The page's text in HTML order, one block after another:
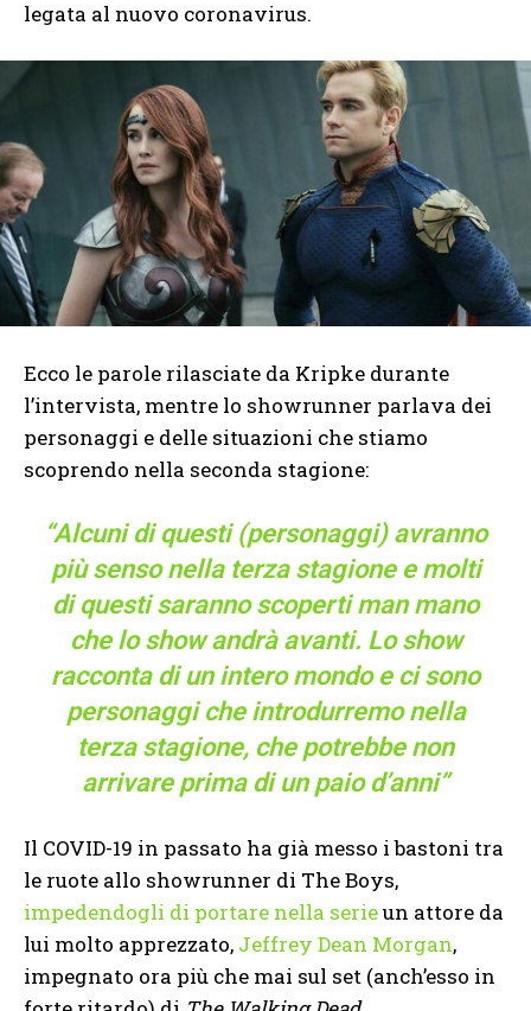
legata al nuovo coronavirus.
Ecco le parole rilasciate da Kripke durante
l’intervista, mentre lo showrunner parlava dei
personaggi e delle situazioni che stiamo
scoprendo nella seconda stagione:
“Alcuni di questi (personaggi) avranno
più senso nella terza stagione e molti
di questi saranno scoperti man mano
che lo show andrà avanti. Lo show
racconta di un intero mondo e ci sono
personaggi che introdurremo nella
terza stagione, che potrebbe non
arrivare prima di un paio d’anni”
Il COVID-19 in passato ha già messo i bastoni tra
le ruote allo showrunner di The Boys,
impedendogli di portare nella serieun attore da
lui molto apprezzato, Jeffrey Dean Morgan,
impegnato ora più che mai sul set (anch’esso in